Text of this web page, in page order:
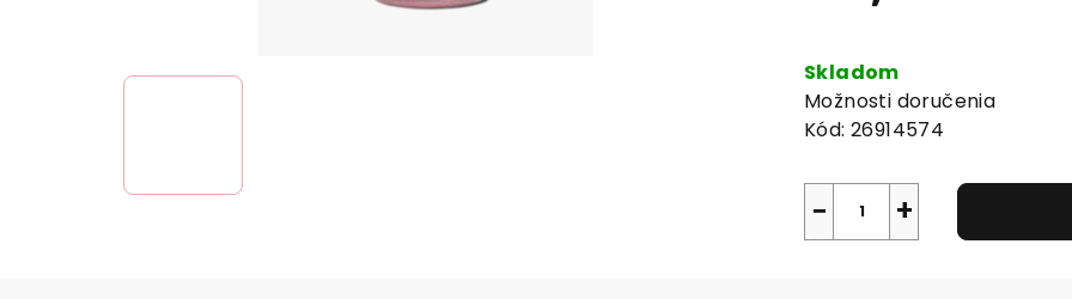
cena:
Skladom
Možnosti doručenia
Kód: 26914574
+
−